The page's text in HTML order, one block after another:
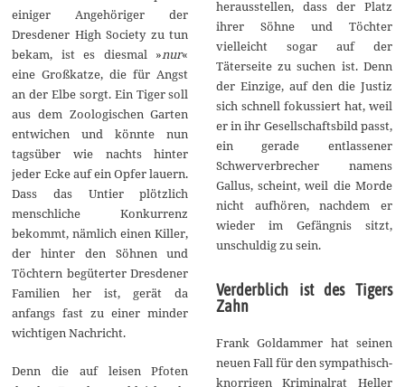
einiger Angehöriger der
Dresdener High Society zu tun
bekam, ist es diesmal »nur«
eine Großkatze, die für Angst
an der Elbe sorgt. Ein Tiger soll
aus dem Zoologischen Garten
entwichen und könnte nun
tagsüber wie nachts hinter
jeder Ecke auf ein Opfer lauern.
Dass das Untier plötzlich
menschliche Konkurrenz
bekommt, nämlich einen Killer,
der hinter den Söhnen und
Töchtern begüterter Dresdener
Familien her ist, gerät da
anfangs fast zu einer minder
wichtigen Nachricht.
Denn die auf leisen Pfoten
herausstellen, dass der Platz
ihrer Söhne und Töchter
vielleicht sogar auf der
Täterseite zu suchen ist. Denn
der Einzige, auf den die Justiz
sich schnell fokussiert hat, weil
er in ihr Gesellschaftsbild passt,
ein gerade entlassener
Schwerverbrecher namens
Gallus, scheint, weil die Morde
nicht aufhören, nachdem er
wieder im Gefängnis sitzt,
unschuldig zu sein.
Verderblich ist des Tigers
Zahn
Frank Goldammer hat seinen
neuen Fall für den sympathisch-
knorrigen Kriminalrat Heller